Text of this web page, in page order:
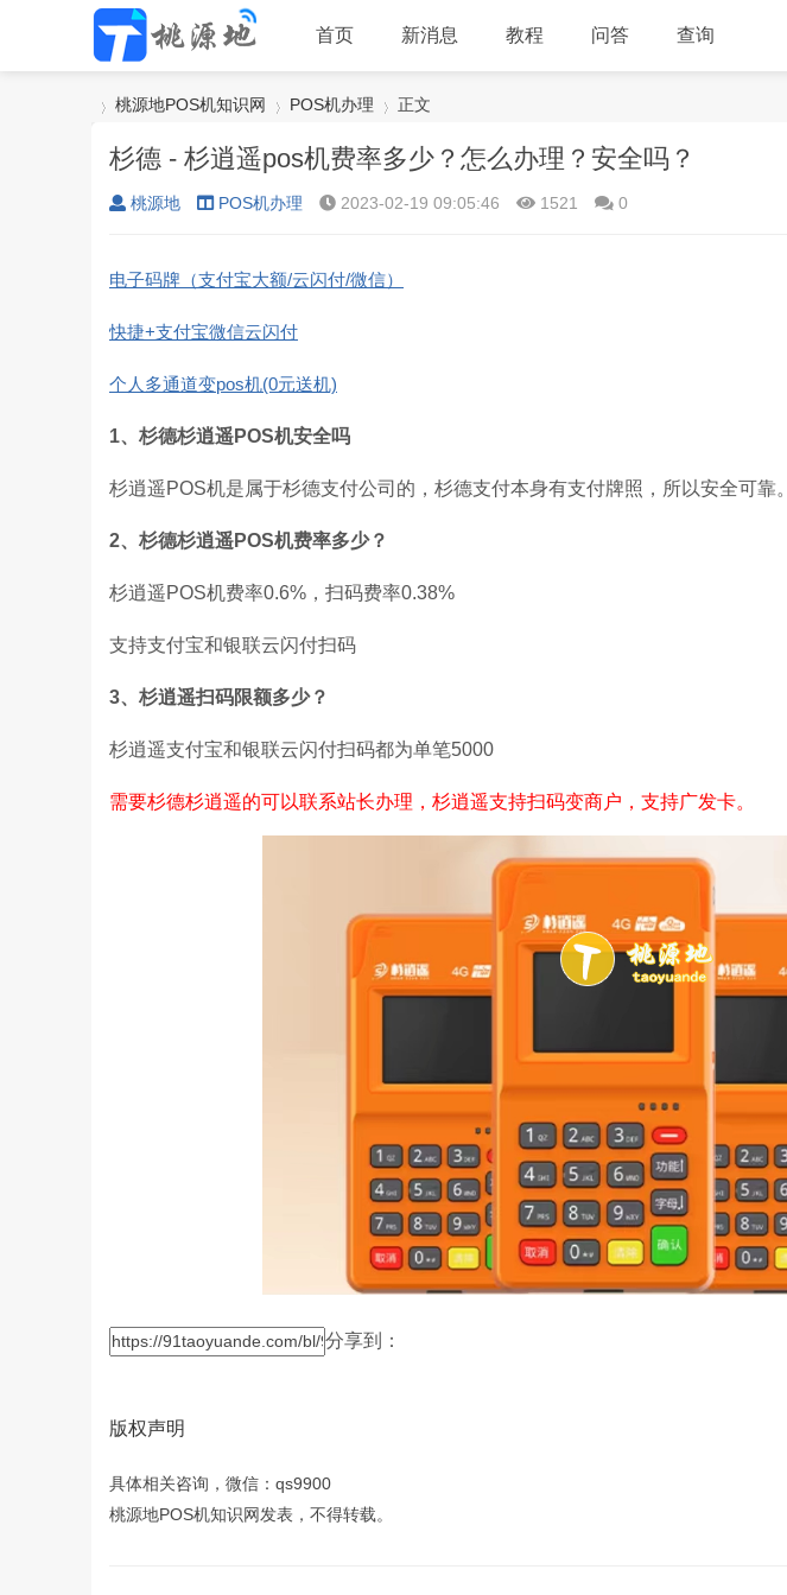
首页 新消息 教程 问答 查询
桃源地POS机知识网
›
POS机办理
›
正文
杉德 - 杉逍遥pos机费率多少？怎么办理？安全吗？
桃源地 POS机办理 2023-02-19 09:05:46 1521 0
电子码牌（支付宝大额/云闪付/微信）
快捷+支付宝微信云闪付
个人多通道变pos机(0元送机)
1、杉德杉逍遥POS机安全吗
杉逍遥POS机是属于杉德支付公司的，杉德支付本身有支付牌照，所以安全可靠。
2、杉德杉逍遥POS机费率多少？
杉逍遥POS机费率0.6%，扫码费率0.38%
支持支付宝和银联云闪付扫码
3、杉逍遥扫码限额多少？
杉逍遥支付宝和银联云闪付扫码都为单笔5000
需要杉德杉逍遥的可以联系站长办理，杉逍遥支持扫码变商户，支持广发卡。
分享到：
版权声明
具体相关咨询，微信：qs9900
桃源地POS机知识网发表，不得转载。